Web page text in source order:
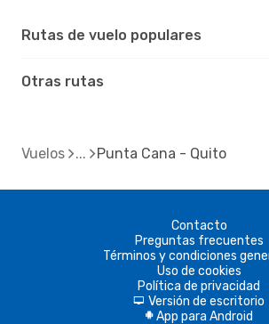
Rutas de vuelo populares
Otras rutas
Vuelos Punta Cana - Quito
Contacto
Preguntas frecuentes
Términos y condiciones
Uso de cookies
Política de privacidad
d Versión de escritorio
A App para Android